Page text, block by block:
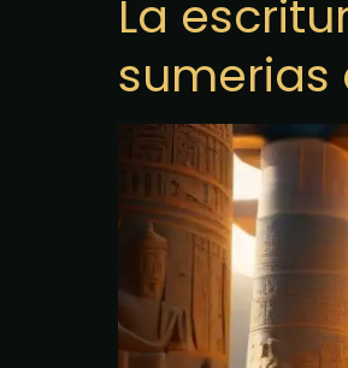
La
sumerias